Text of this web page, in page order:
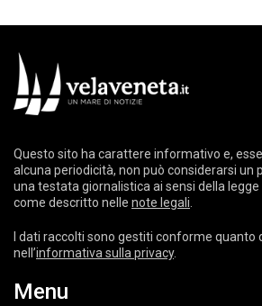
Questo sito ha carattere informativo e,
alcuna periodicità, non può considerarsi un
una testata giornalistica ai sensi della
come descritto nelle note legali
I dati raccolti sono gestiti conforme quanto
nell’informativa sulla privacy.
Menu